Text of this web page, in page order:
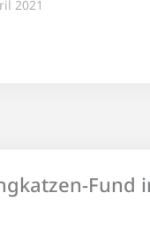
2021
Fund